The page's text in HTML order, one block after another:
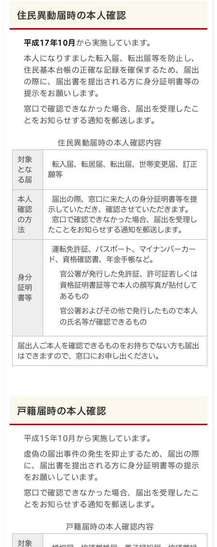
住民異動届時の本人確認
平成17年10月 から実施しています。
本人になりすました転入届、転出届等を防止し、
住民基本台帳の正確な記録を確保するため、届出
の際に、届出書を提出される方に身分証明書等の
提示をお願いします。
窓口で確認できなかった場合、届出を受理したこ
とをお知らせする通知を郵送します。
住民異動届時の本人確認内容
対象
とな
る届
転入届、転居届、転出届、世帯変更届、訂正
願等
本人
確認
の方
法
届出の際、窓口に来た人の身分証明書等を提
示していただき、確認させていただきます。
窓口で確認できなかった場合、届出を受理し
たことをお知らせする通知を郵送します。
身分
証明
書等
運転免許証、パスポート、マイナンバーカー
ド、資格確認書、年金手帳など。
官公署が発行した免許証、許可証若しくは
資格証明書証等で本人の顔写真が貼付して
あるもの
官公署およびその他で発行したもので本人
の氏名等が確認できるもの
届出人ご本人を確認できるものをお持ちでない方も届出
はできますので、窓口にお申し出ください。
戸籍届時の本人確認
平成15年10月から実施しています。
虚偽の届出事件の発生を抑止するため、届出の際
に、届出書を提出される方に身分証明書等の提示
をお願いしています。
窓口で確認できなかった場合、届出を受理したこ
とをお知らせする通知を郵送します。
戸籍届時の本人確認内容
対象